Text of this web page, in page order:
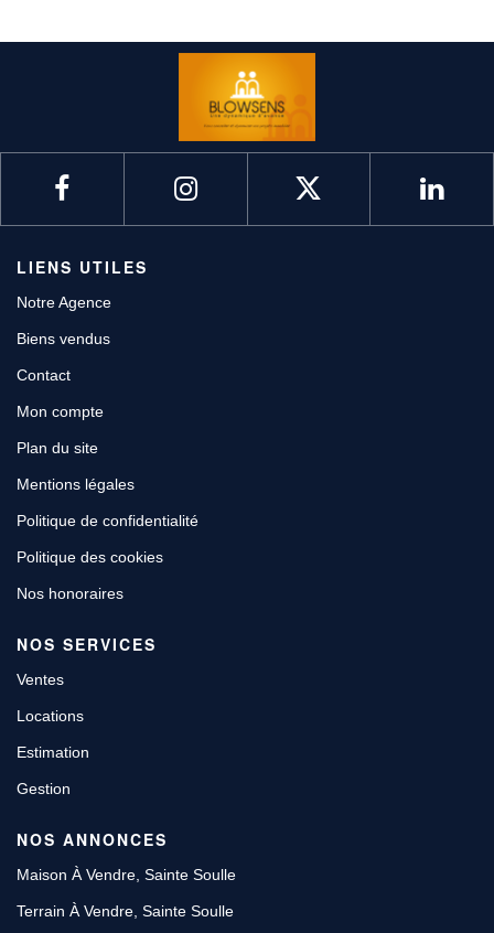
LIENS UTILES
Notre Agence
Biens vendus
Contact
Mon compte
Plan du site
Mentions légales
Politique de confidentialité
Politique des cookies
Nos honoraires
NOS SERVICES
Ventes
Locations
Estimation
Gestion
NOS ANNONCES
Maison À Vendre, Sainte Soulle
Terrain À Vendre, Sainte Soulle